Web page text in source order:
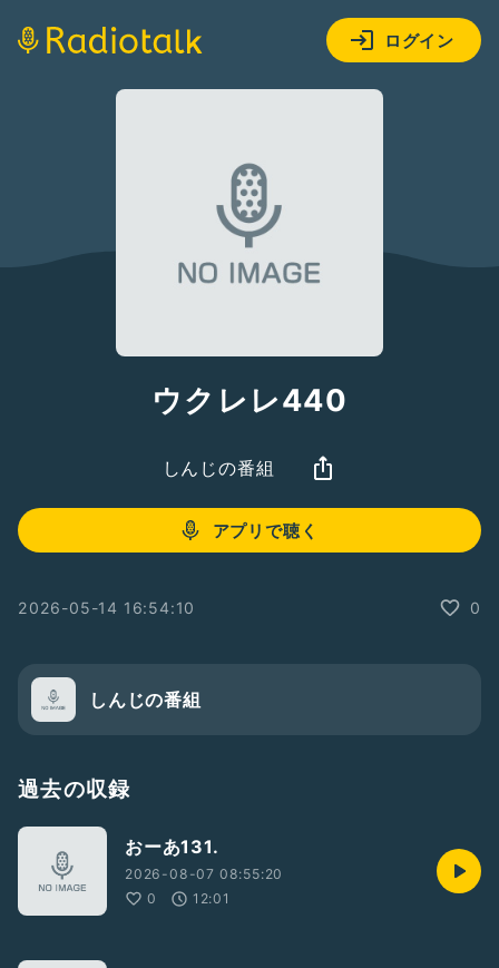
ログイン
ウクレレ440
しんじの番組
アプリで聴く
2026-05-14 16:54:10 0
しんじの番組
過去の収録
おーあ131.
2026-08-07 08:55:20
0
12:01